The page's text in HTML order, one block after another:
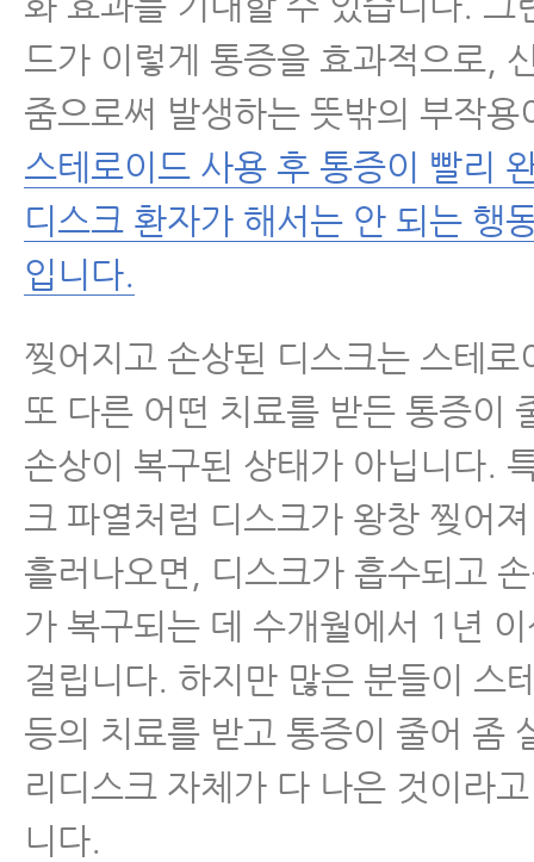
- 퇴행성허리디스크 스테로이드
밖의 부작용
- 허리디스크 악화시키는 생활습관
- 추간판탈출증 환자, 새우잠이 안
- 추간판탈출증 무중력의자
- 추간판탈출증 재발 막는 방법,
- 추간판탈출증 운동 1.스케이트
- 추간판탈출증 운동 2.데스크 플
- 추간판탈출증 운동 3.허리 도리
- 추간판탈출증 운동 4.걷기 운동
- 추간판탈출증 운동 5.허리 돌리
- 추간판탈출증 운동 6.골반 운동
드가 이렇게 통증을 효과적으로,
줌으로써 발생하는 뜻밖의 부작용
스테로이드 사용 후 통증이 빨리
디스크 환자가 해서는 안 되는 행
입니다.
찢어지고 손상된 디스크는 스테로
또 다른 어떤 치료를 받든 통증이
손상이 복구된 상태가 아닙니다.
크 파열처럼 디스크가 왕창 찢어
흘러나오면, 디스크가 흡수되고
가 복구되는 데 수개월에서 1년
걸립니다. 하지만 많은 분들이 스
등의 치료를 받고 통증이 줄어 좀
리디스크 자체가 다 나은 것이라
니다.